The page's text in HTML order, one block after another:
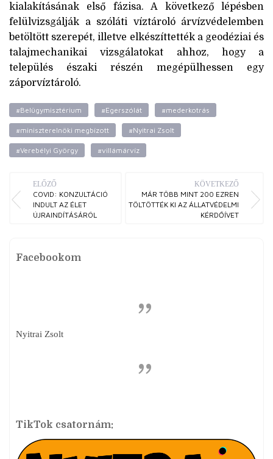
kialakításának első fázisa. A következő lépésben
felülvizsgálják a szóláti víztároló árvízvédelemben
betöltött szerepét, illetve elkészíttették a geodéziai és
talajmechanikai vizsgálatokat ahhoz, hogy a
település északi részén megépülhessen egy
záporvíztároló.
#Belügymisztérium #Egerszólát #mederkotrás
#miniszterelnöki megbízott #Nyitrai Zsolt
#Verebélyi György #villámárvíz
ELŐZŐ
COVID: KONZULTÁCIÓ
INDULT AZ ÉLET
ÚJRAINDÍTÁSÁRÓL
KÖVETKEZŐ
MÁR TÖBB MINT 200 EZREN
TÖLTÖTTÉK KI AZ ÁLLATVÉDELMI
KÉRDŐÍVET
Facebookom
Nyitrai Zsolt
TikTok csatornám: